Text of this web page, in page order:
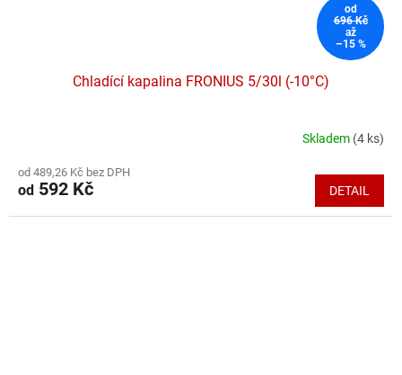
od
696 Kč
až
–15 %
Chladící kapalina FRONIUS 5/30l (-10°C)
produktu
je
Skladem (4 ks)
od 489,26 Kč bez DPH
od 592 Kč DETAIL